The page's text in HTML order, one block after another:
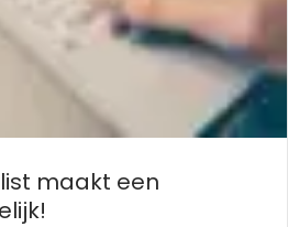
maakt een